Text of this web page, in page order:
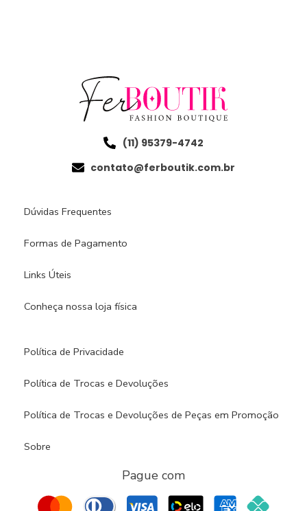
(11) 95379-4742
contato@ferboutik.com.br
Dúvidas Frequentes
Formas de Pagamento
Links Úteis
Conheça nossa loja física​
Política de Privacidade
Política de Trocas e Devoluções
Política de Trocas e Devoluções de Peças em Promoção
Sobre
Pague com